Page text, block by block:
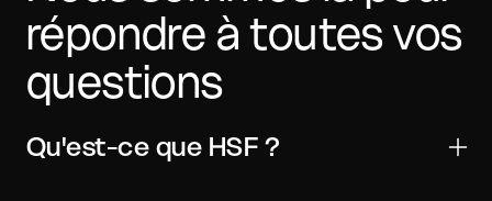
répondre à toutes vos
questions
Qu'est-ce que HSF ?